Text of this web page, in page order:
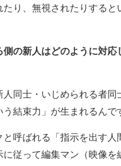
たり、無視されたりすると
の新人はどのように対応
人同士・いじめられる者同
結束力」が生まれるんで
呼ばれる「指示を出す人
に従って編集マン（映像を